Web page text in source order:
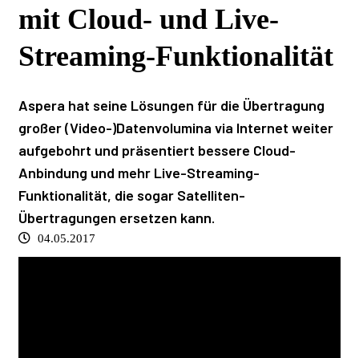
mit Cloud- und Live-
Streaming-Funktionalität
Aspera hat seine Lösungen für die Übertragung
großer (Video-)Datenvolumina via Internet weiter
aufgebohrt und präsentiert bessere Cloud-
Anbindung und mehr Live-Streaming-
Funktionalität, die sogar Satelliten-
Übertragungen ersetzen kann.
04.05.2017